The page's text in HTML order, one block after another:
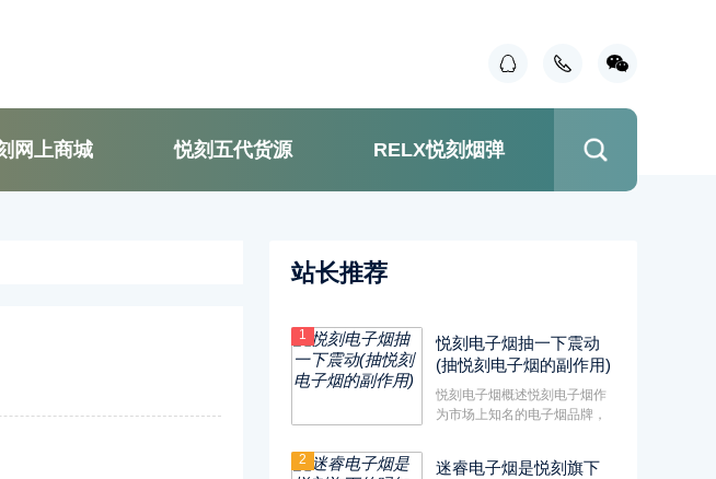
网上商城 悦刻五代货源 RELX悦刻烟弹
站长推荐
1
悦刻电子烟抽一下震动
(抽悦刻电子烟的副作用)
悦刻电子烟概述悦刻电子烟作
为市场上知名的电子烟品牌，
2
迷睿电子烟是悦刻旗下